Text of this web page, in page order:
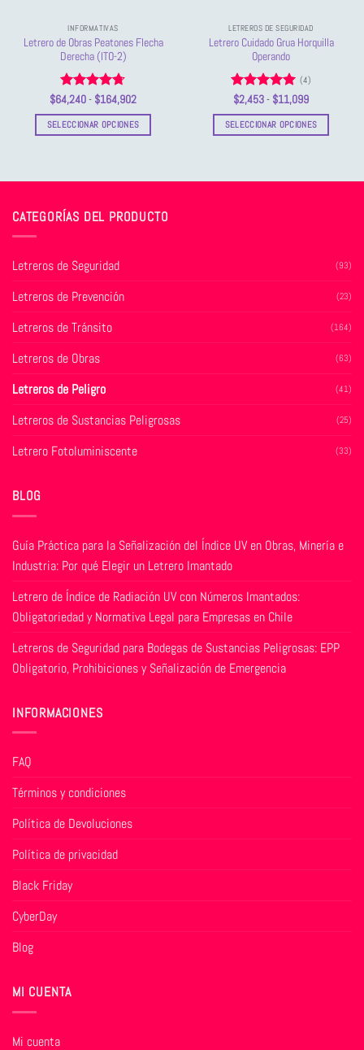
INFORMATIVAS
Letrero de Obras Peatones Flecha
Derecha (ITO-2)
Valorado
con4.67
de 5
$64,240- $164,902Rango
precios:
desde
SELECCIONAR OPCIONES
variantes.
se
elegir
la
de
LETREROS DE SEGURIDAD
Letrero Cuidado Grua Horquilla
Operando
Valorado
con5de 5
(4)
$2,453- $11,099Rango
precios:
desde
SELECCIONAR OPCIONES
CATEGORÍAS DEL PRODUCTO
Letreros de Seguridad (93)
Letreros de Prevención (23)
Letreros de Tránsito (164)
Letreros de Obras (63)
Letreros de Peligro (41)
Letreros de Sustancias Peligrosas (25)
Letrero Fotoluminiscente (33)
BLOG
Guía Práctica para la Señalización del Índice UV en Obras, Minería e
Industria: Por qué Elegir un Letrero Imantado
Letrero de Índice de Radiación UV con Números Imantados:
Obligatoriedad y Normativa Legal para Empresas en Chile
Letreros de Seguridad para Bodegas de Sustancias Peligrosas: EPP
Obligatorio, Prohibiciones y Señalización de Emergencia
INFORMACIONES
FAQ
Términos y condiciones
Política de Devoluciones
Política de privacidad
Black Friday
CyberDay
Blog
MI CUENTA
Mi cuenta